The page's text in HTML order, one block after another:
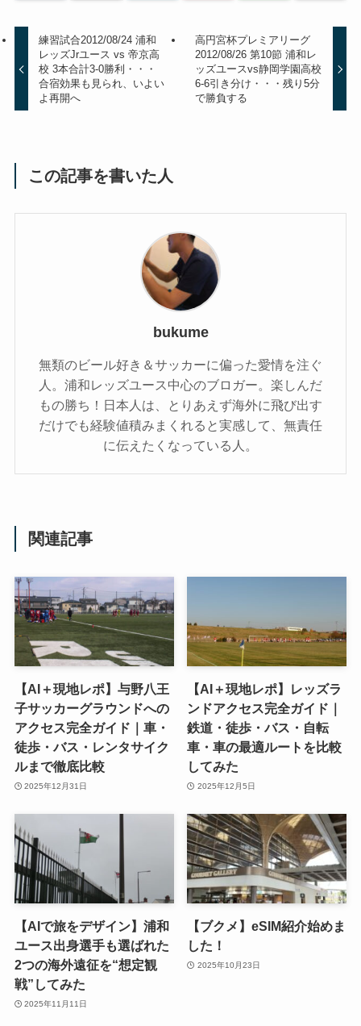
練習試合2012/08/24 浦和
レッズJrユース vs 帝京高
校 3本合計3-0勝利・・・
合宿効果も見られ、いよい
よ再開へ
高円宮杯プレミアリーグ
2012/08/26 第10節 浦和レ
ッズユースvs静岡学園高校
6-6引き分け・・・残り5分
で勝負する
この記事を書いた人
bukume
無類のビール好き＆サッカーに偏った愛情を注ぐ
人。浦和レッズユース中心のブロガー。楽しんだ
もの勝ち！日本人は、とりあえず海外に飛び出す
だけでも経験値積みまくれると実感して、無責任
に伝えたくなっている人。
関連記事
【AI＋現地レポ】与野八王
子󠁣󠁴󠁿󠁣󠁴󠁿サッカーグラウンドへの
アクセス完全ガイド｜車・
徒歩・バス・レンタサイク
ルまで徹底比較
2025年12月31日
【AI＋現地レポ】レッズラ
ンドアクセス完全ガイド｜
鉄道・徒歩・バス・自転
車・車の最適ルートを比較
してみた
2025年12月5日
【AIで旅をデザイン】浦和
ユース出身選手も選ばれた
2つの海外遠征を“想定観
戦”してみた
2025年11月11日
【ブクメ】eSIM紹介始めま
した！
2025年10月23日